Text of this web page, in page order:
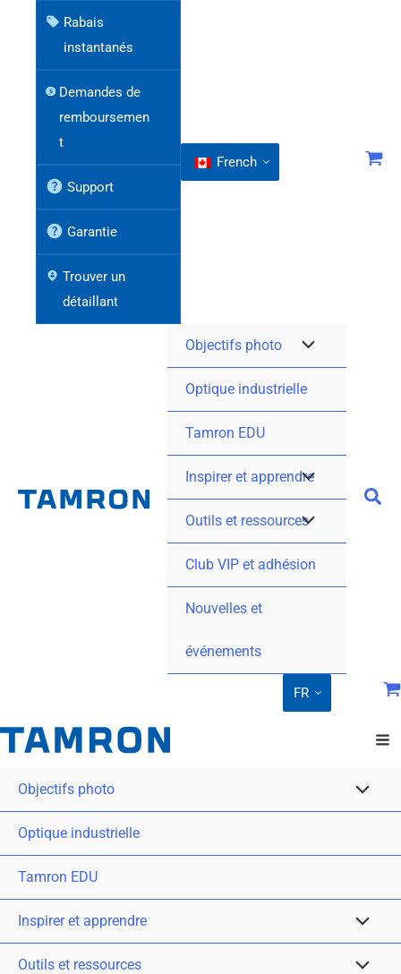
Rabais
instantanés
Demandes de
remboursemen
t
Support
Garantie
Trouver un
détaillant
French
Objectifs photo
Optique industrielle
Tamron EDU
Inspirer et apprendre
Outils et ressources
Club VIP et adhésion
Nouvelles et
événements
FR
Objectifs photo
Optique industrielle
Tamron EDU
Inspirer et apprendre
Outils et ressources